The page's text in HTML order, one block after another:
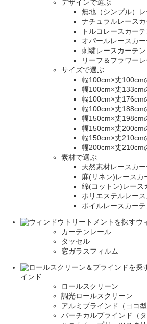
デザインで選ぶ
無地（シンプル）
ナチュラルレース
トルコレースカー
オパールレースカ
刺繍レースカーテン
リーフ＆フラワー
サイズで選ぶ
幅100cm×丈100cm
幅100cm×丈133cm
幅100cm×丈176cm
幅100cm×丈188cm
幅150cm×丈198cm
幅150cm×丈200cm
幅150cm×丈210cm
幅200cm×丈210cm
素材で選ぶ
天然素材レースカ
麻(リネン)レースカ
綿(コットン)レース
ポリエステルレー
ボイルレースカーテ
ウ
カーテンレール
タッセル
窓ガラスフィルム
インド
ロールスクリーン
調光ロールスクリーン
アルミブラインド（ヨコ型
バーチカルブラインド（